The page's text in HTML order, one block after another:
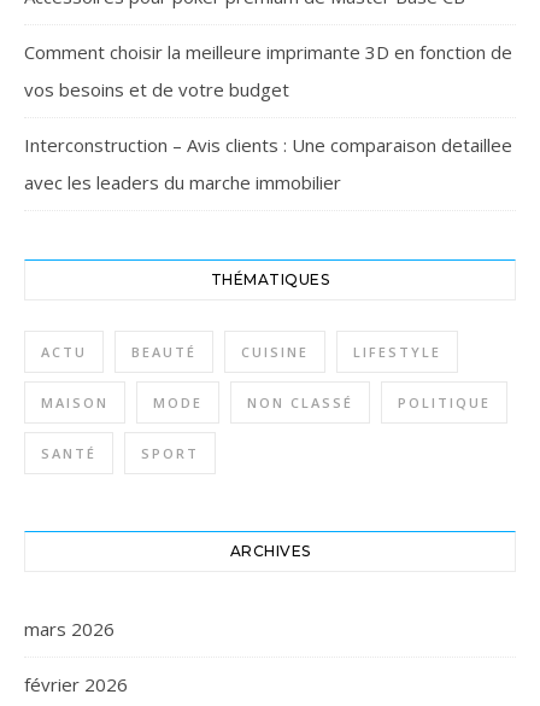
Comment choisir la meilleure imprimante 3D en fonction de
vos besoins et de votre budget
Interconstruction – Avis clients : Une comparaison detaillee
avec les leaders du marche immobilier
THÉMATIQUES
ACTU BEAUTÉ CUISINE LIFESTYLE
MAISON MODE NON CLASSÉ POLITIQUE
SANTÉ SPORT
ARCHIVES
mars 2026
février 2026